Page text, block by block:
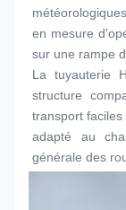
en mesure
sur une rampe
La tuyauterie
structure
transport
adapté au
générale des